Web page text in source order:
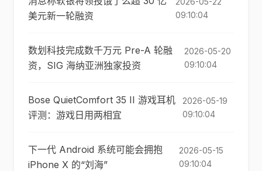
美元新一轮融资
09:10:04
数划科技完成数千万元 Pre-A 轮融
资，SIG 海纳亚洲独家投资
2026-05-20
09:10:04
Bose QuietComfort 35 II 游戏耳机
评测：游戏日用两相宜
2026-05-19
09:10:04
下一代 Android 系统可能会拥抱
iPhone X 的“刘海”
2026-05-15
09:10:04